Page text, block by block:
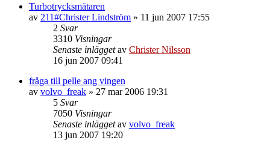
Turbotrycksmätaren
av 211#Christer Lindström » 11 jun 2007 17:55
2 Svar
3310 Visningar
Senaste inläggetav Christer Nilsson
16 jun 2007 09:41
fråga till pelle ang vingen
av volvo_freak » 27 mar 2006 19:31
5 Svar
7050 Visningar
Senaste inläggetav volvo_freak
13 jun 2007 19:20